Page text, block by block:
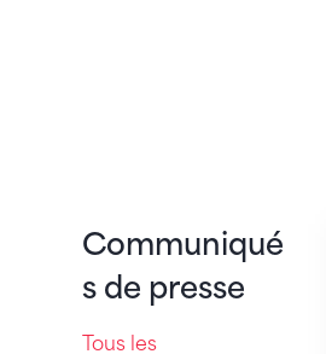
Communiqué
s de presse
Tous les